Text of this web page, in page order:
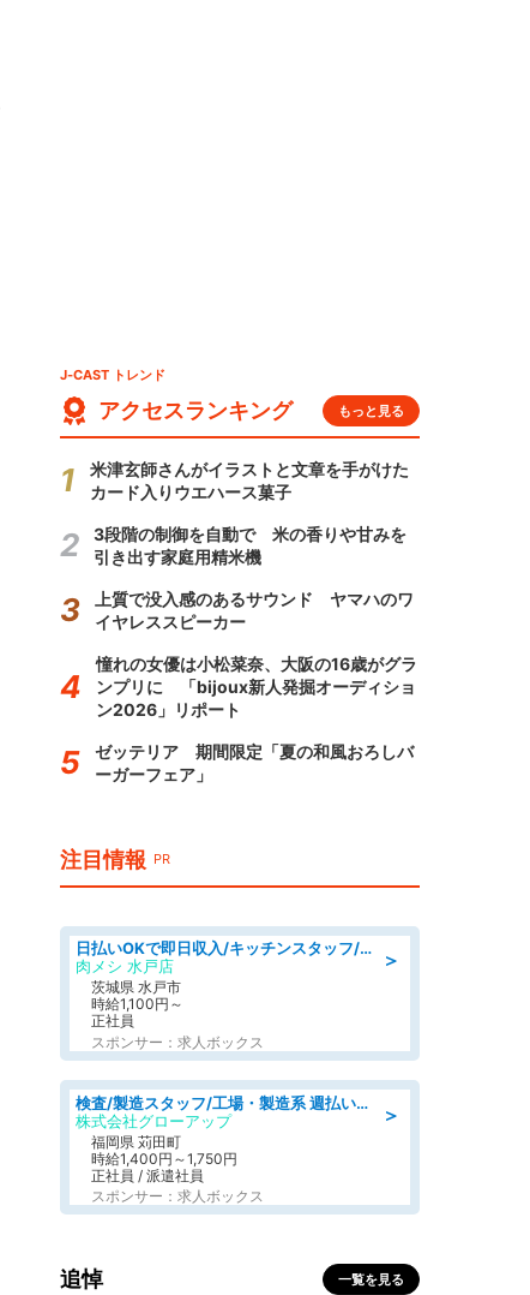
J-CAST トレンド
アクセスランキング もっと見る
米津玄師さんがイラストと文章を手がけた
カード入りウエハース菓子
3段階の制御を自動で 米の香りや甘みを
引き出す家庭用精米機
上質で没入感のあるサウンド ヤマハのワ
イヤレススピーカー
憧れの女優は小松菜奈、大阪の16歳がグラ
ンプリに 「bijoux新人発掘オーディショ
ン2026」リポート
ゼッテリア 期間限定「夏の和風おろしバ
ーガーフェア」
注目情報 PR
＞
日払いOKで即日収入/キッチンスタッフ/「原付免許必須」デリバリー業務など、自己成長可能な幅広い仕事に挑戦!髪型自由&ピアス・ネイルOK/茨城県/水戸市
肉メシ 水戸店
茨城県 水戸市
時給1,100円～
正社員
スポンサー：求人ボックス
＞
検査/製造スタッフ/工場・製造系 週払いOK 土日休み プラスチック製品組立 チェック
株式会社グローアップ
福岡県 苅田町
時給1,400円～1,750円
正社員 / 派遣社員
スポンサー：求人ボックス
追悼 一覧を見る